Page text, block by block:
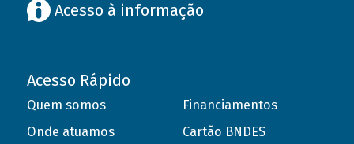
Acesso à informação
Acesso Rápido
Quem somos
Onde atuamos
Financiamentos
Cartão BNDES